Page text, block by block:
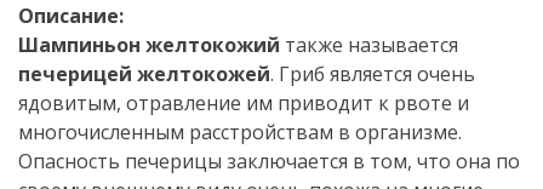
Описание:
Шампиньон желтокожий также называется
печерицей желтокожей. Гриб является очень
ядовитым, отравление им приводит к рвоте и
многочисленным расстройствам в организме.
Опасность печерицы заключается в том, что она по